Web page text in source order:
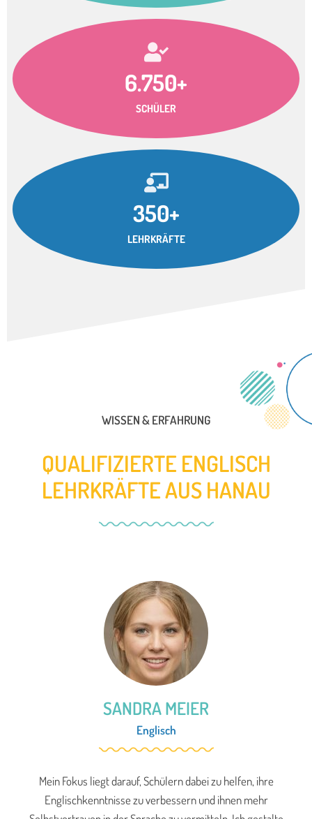
6.750+
SCHÜLER
350+
LEHRKRÄFTE
WISSEN & ERFAHRUNG
QUALIFIZIERTE ENGLISCH
LEHRKRÄFTE AUS HANAU
SANDRA MEIER
Englisch
Mein Fokus liegt darauf, Schülern dabei zu helfen, ihre
Englischkenntnisse zu verbessern und ihnen mehr